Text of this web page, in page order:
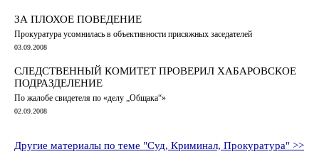
ЗА ПЛОХОЕ ПОВЕДЕНИЕ
Прокуратура усомнилась в объективности присяжных заседателей
03.09.2008
СЛЕДСТВЕННЫЙ КОМИТЕТ ПРОВЕРИЛ ХАБАРОВСКОЕ
ПОДРАЗДЕЛЕНИЕ
По жалобе свидетеля по «делу „Общака“»
02.09.2008
Другие материалы по теме "Суд, Криминал, Прокуратура" >>